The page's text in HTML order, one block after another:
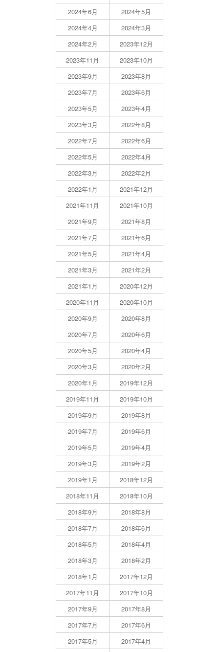
2024年6月
2024年5月
2024年4月
2024年3月
2024年2月
2023年12月
2023年11月
2023年10月
2023年9月
2023年8月
2023年7月
2023年6月
2023年5月
2023年4月
2023年3月
2022年8月
2022年7月
2022年6月
2022年5月
2022年4月
2022年3月
2022年2月
2022年1月
2021年12月
2021年11月
2021年10月
2021年9月
2021年8月
2021年7月
2021年6月
2021年5月
2021年4月
2021年3月
2021年2月
2021年1月
2020年12月
2020年11月
2020年10月
2020年9月
2020年8月
2020年7月
2020年6月
2020年5月
2020年4月
2020年3月
2020年2月
2020年1月
2019年12月
2019年11月
2019年10月
2019年9月
2019年8月
2019年7月
2019年6月
2019年5月
2019年4月
2019年3月
2019年2月
2019年1月
2018年12月
2018年11月
2018年10月
2018年9月
2018年8月
2018年7月
2018年6月
2018年5月
2018年4月
2018年3月
2018年2月
2018年1月
2017年12月
2017年11月
2017年10月
2017年9月
2017年8月
2017年7月
2017年6月
2017年5月
2017年4月